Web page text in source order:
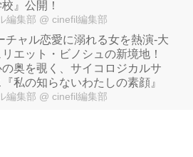
』公開！
編集部 @ cinefil編集部
チャル恋愛に溺れる女を熱演-大
エット・ビノシュの新境地！
の奥を覗く、サイコロジカルサ
私の知らないわたしの素顔』
編集部 @ cinefil編集部